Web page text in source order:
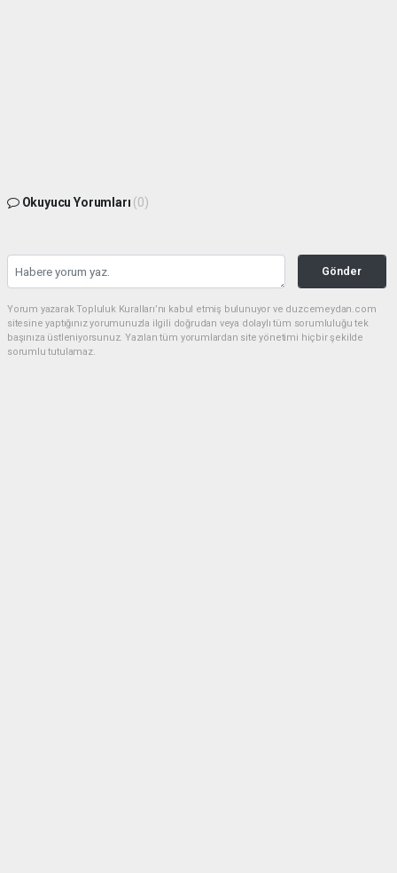
Okuyucu Yorumları (0)
Gönder
Yorum yazarak Topluluk Kuralları’nı kabul etmiş bulunuyor ve duzcemeydan.com
sitesine yaptığınız yorumunuzla ilgili doğrudan veya dolaylı tüm sorumluluğu tek
başınıza üstleniyorsunuz. Yazılan tüm yorumlardan site yönetimi hiçbir şekilde
sorumlu tutulamaz.